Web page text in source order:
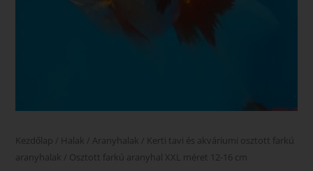
Kezdőlap / Halak / Aranyhalak / Kerti tavi és akváriumi osztott farkú
aranyhalak / Osztott farkú aranyhal XXL méret 12-16 cm